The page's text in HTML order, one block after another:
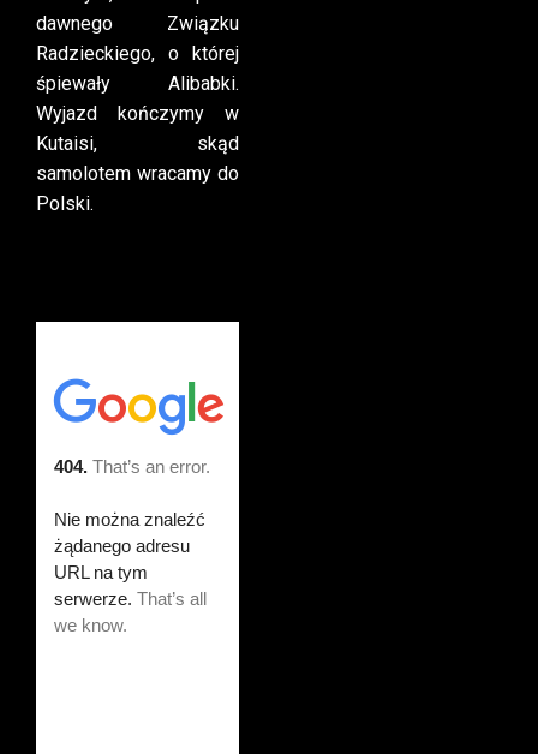
dawnego Związku
Radzieckiego, o której
śpiewały Alibabki.
Wyjazd kończymy w
Kutaisi, skąd
samolotem wracamy do
Polski.